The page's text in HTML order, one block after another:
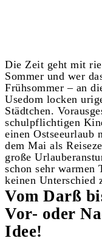
Die Zeit geht mit
Sommer und wer
Frühsommer – an
Usedom locken
Städtchen.
schulpflichtigen
einen
dem Mai als
große
schon sehr warmen
keinen Unterschied
Vom Darß
Vor- oder
Idee!